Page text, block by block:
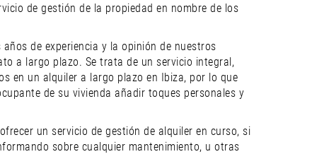
de gestión de la propiedad en nombre de los
de experiencia y la opinión de nuestros
a largo plazo. Se trata de un servicio integral,
en un alquiler a largo plazo en Ibiza, por lo que
de su vivienda añadir toques personales y
un servicio de gestión de alquiler en curso, si
sobre cualquier mantenimiento, u otras